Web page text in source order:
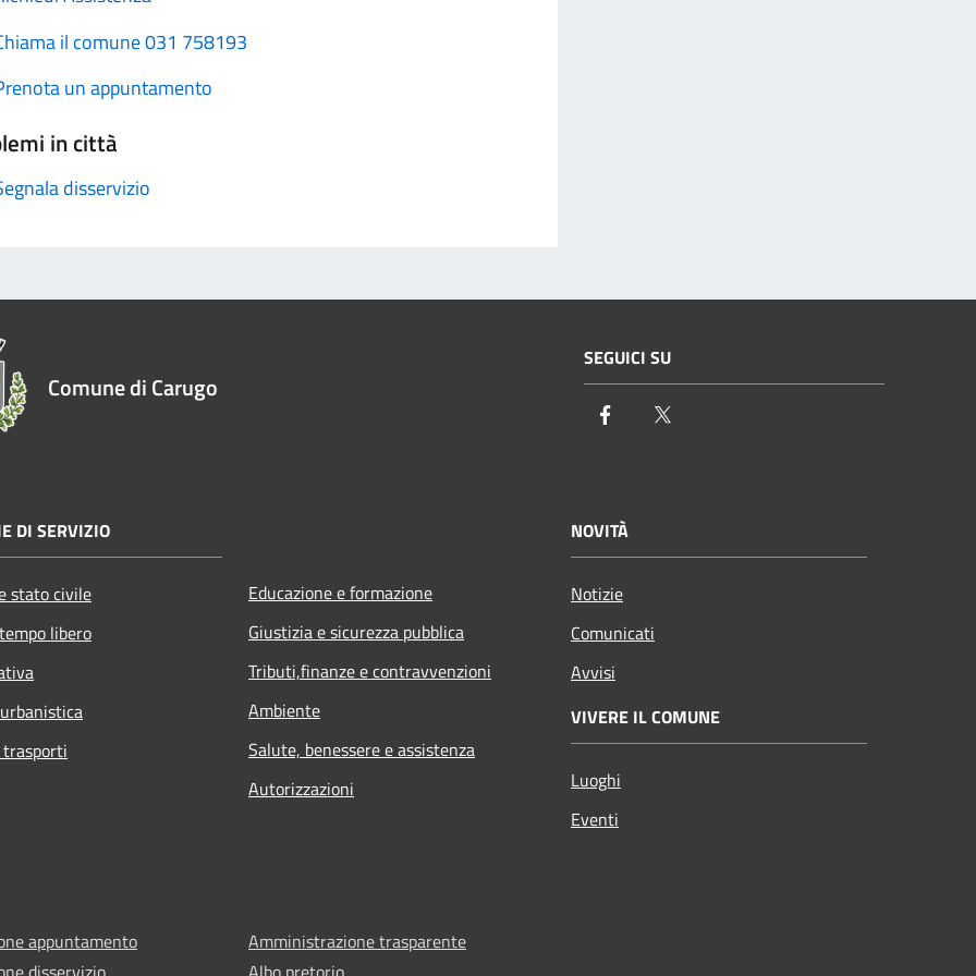
il comune 031 758193
un appuntamento
in città
disservizio
Comune di Carugo
SEGUICI SU
Facebook
DI SERVIZIO
stato civile
libero
Educazione e formazione
Giustizia e sicurezza pubblica
Tributi,finanze e contravvenzioni
Ambiente
Salute, benessere e assistenza
Autorizzazioni
NOVITÀ
Notizie
Comunicati
Avvisi
VIVERE IL COMUNE
Luoghi
Eventi
appuntamento
Amministrazione trasparente